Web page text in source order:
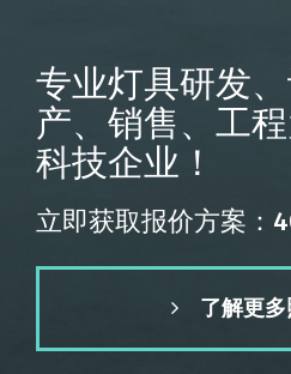
专业灯具研发
产、销售、工
科技企业！
立即获取报价方案：
了解更